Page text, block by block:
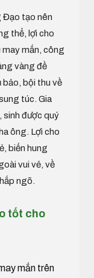
Đạo tạo nên
thể, lợi cho
may mắn, công
vàng đề
bảo, bội thu về
túc. Gia
sinh được quý
ông. Lợi cho
biến hung
vui vẻ, về
ngõ.
tốt cho
mắn trên